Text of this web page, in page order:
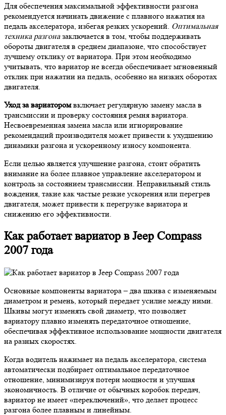
Для обеспечения максимальной эффективности разгона
рекомендуется начинать движение с плавного нажатия на
педаль акселератора, избегая резких ускорений. Оптимальная
техника разгоназаключается в том, чтобы поддерживать
обороты двигателя в среднем диапазоне, что способствует
лучшему отклику от вариатора. При этом необходимо
учитывать, что вариатор не всегда обеспечивает мгновенный
отклик при нажатии на педаль, особенно на низких оборотах
двигателя.
Уход за вариаторомвключает регулярную замену масла в
трансмиссии и проверку состояния ремня вариатора.
Несвоевременная замена масла или игнорирование
рекомендаций производителя может привести к ухудшению
динамики разгона и ускоренному износу компонента.
Если целью является улучшение разгона, стоит обратить
внимание на более плавное управление акселератором и
контроль за состоянием трансмиссии. Неправильный стиль
вождения, такие как частые резкие ускорения или перегрев
двигателя, может привести к перегрузке вариатора и
снижению его эффективности.
Как работает вариатор в Jeep Compass
2007 года
Основные компоненты вариатора – два шкива с изменяемым
диаметром и ремень, который передает усилие между ними.
Шкивы могут изменять свой диаметр, что позволяет
вариатору плавно изменять передаточное отношение,
обеспечивая эффективное использование мощности двигателя
на разных скоростях.
Когда водитель нажимает на педаль акселератора, система
автоматически подбирает оптимальное передаточное
отношение, минимизируя потери мощности и улучшая
экономичность. В отличие от обычных коробок передач,
вариатор не имеет «переключений», что делает процесс
разгона более плавным и линейным.